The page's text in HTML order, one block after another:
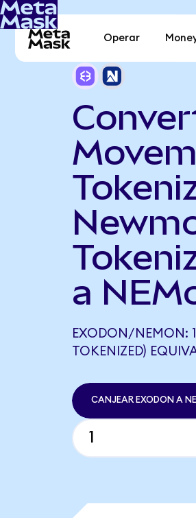
Operar
a
EXODON/NEMON:
TOKENIZED)
CANJEAR EXODON A